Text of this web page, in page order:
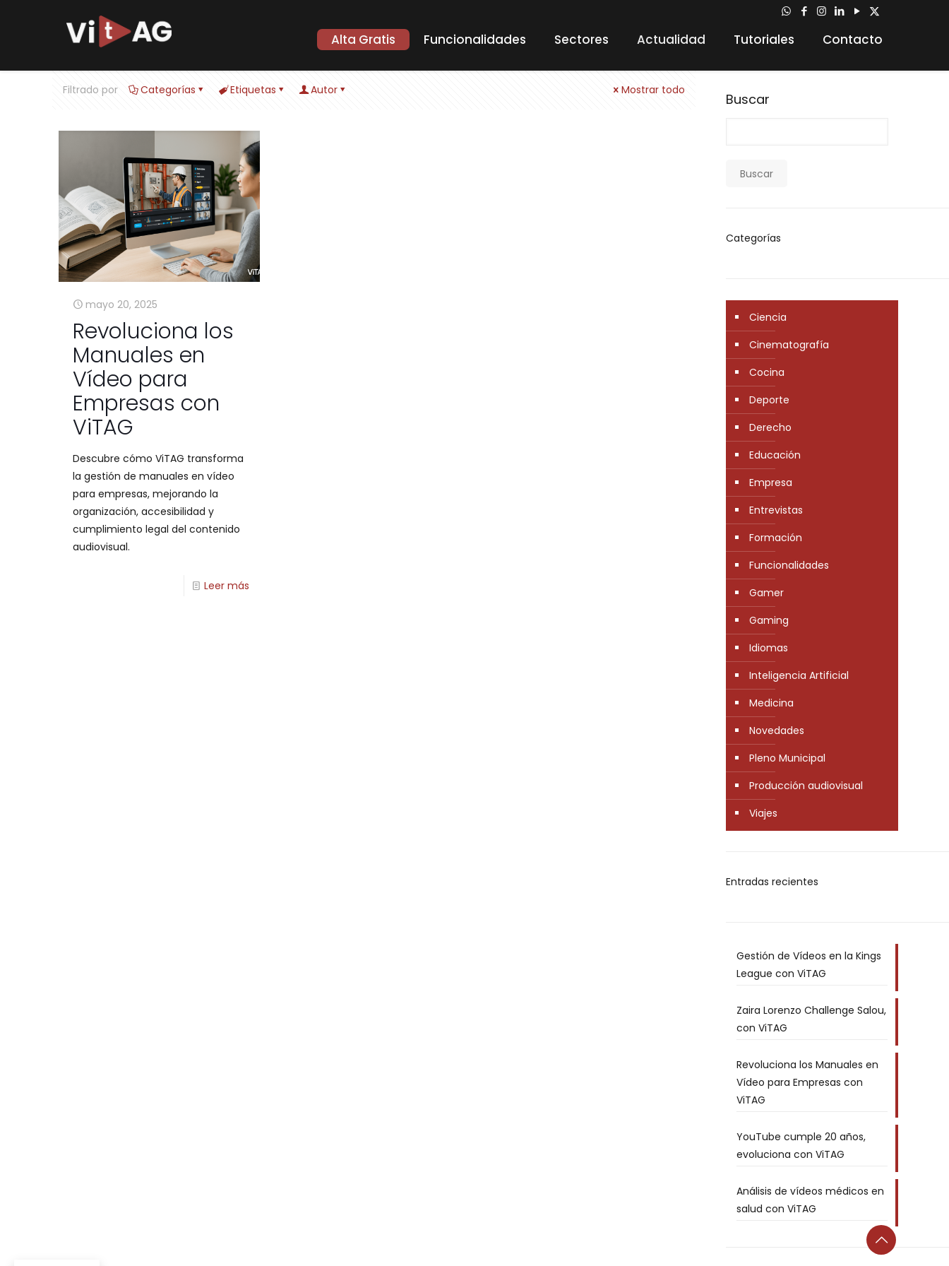
Alta Gratis Funcionalidades Sectores Actualidad Tutoriales Contacto
Filtrado por Categorías Etiquetas Autor Mostrar todo
mayo 20, 2025
Revoluciona los
Manuales en
Vídeo para
Empresas con
ViTAG
Descubre cómo ViTAG transforma
la gestión de manuales en vídeo
para empresas, mejorando la
organización, accesibilidad y
cumplimiento legal del contenido
audiovisual.
Leer más
Buscar
Buscar
Categorías
Ciencia
Cinematografía
Cocina
Deporte
Derecho
Educación
Empresa
Entrevistas
Formación
Funcionalidades
Gamer
Gaming
Idiomas
Inteligencia Artificial
Medicina
Novedades
Pleno Municipal
Producción audiovisual
Viajes
Entradas recientes
Gestión de Vídeos en la Kings
League con ViTAG
Zaira Lorenzo Challenge Salou,
con ViTAG
Revoluciona los Manuales en
Vídeo para Empresas con
ViTAG
YouTube cumple 20 años,
evoluciona con ViTAG
Análisis de vídeos médicos en
salud con ViTAG